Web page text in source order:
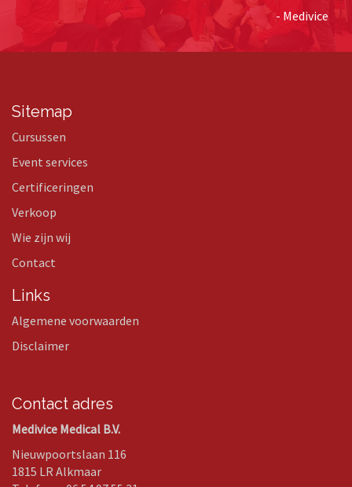
- Medivice
Sitemap
Cursussen
Event services
Certificeringen
Verkoop
Wie zijn wij
Contact
Links
Algemene voorwaarden
Disclaimer
Contact adres
Medivice Medical B.V.
Nieuwpoortslaan 116
1815 LR Alkmaar